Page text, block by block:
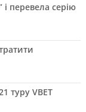
і перевела серію
туру VBET